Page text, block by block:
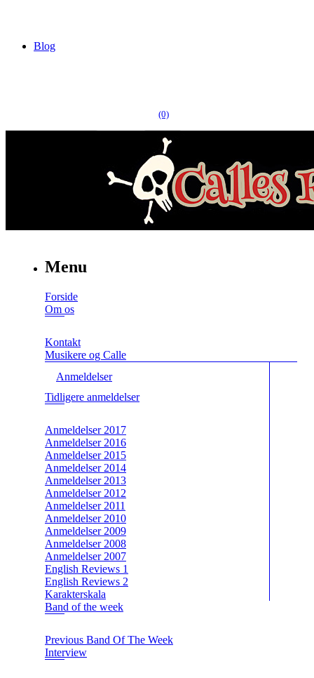
Blog
(0)
Menu
Forside
Om os
Kontakt
Musikere og Calle
Anmeldelser
Tidligere anmeldelser
Anmeldelser 2017
Anmeldelser 2016
Anmeldelser 2015
Anmeldelser 2014
Anmeldelser 2013
Anmeldelser 2012
Anmeldelser 2011
Anmeldelser 2010
Anmeldelser 2009
Anmeldelser 2008
Anmeldelser 2007
English Reviews 1
English Reviews 2
Karakterskala
Band of the week
Previous Band Of The Week
Interview